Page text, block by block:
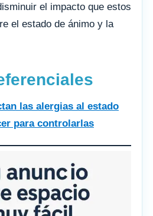
el impacto que estos
el estado de ánimo y la
las alergias al estado
para controlarlas